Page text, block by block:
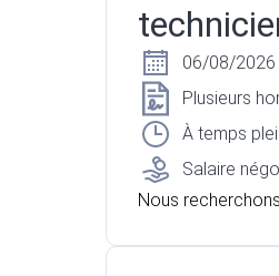
06/08/2026
Plusieurs
À temps
Salaire
Nous